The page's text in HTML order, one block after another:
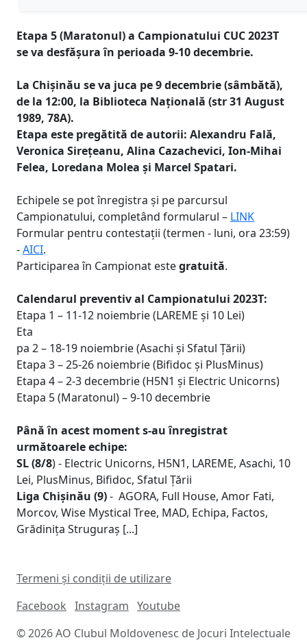
Etapa 5 (Maratonul) a Campionatului CUC 2023T
se va desfășura în perioada 9-10 decembrie.
La Chișinău se va juca pe 9 decembrie (sâmbătă),
de la 12:00, la Biblioteca Națională (str 31 August
1989, 78A).
Etapa este pregătită de autorii: Alexandru Fală,
Veronica Sirețeanu, Alina Cazachevici, Ion-Mihai
Felea, Loredana Molea și Marcel Spatari.
Echipele se pot înregistra și pe parcursul
Campionatului, completând formularul – LINK
Formular pentru contestații (termen - luni, ora 23:59)
-AICI.
Participarea în Campionat estegratuită.
Calendarul preventiv al Campionatului 2023T:
Etapa 1 – 11-12 noiembrie (LAREME și 10 Lei)
Eta
pa 2 – 18-19 noiembrie (Asachi și Sfatul Țării)
Etapa 3 – 25-26 noiembrie (Bifidoc și PlusMinus)
Etapa 4 – 2-3 decembrie (H5N1 și Electric Unicorns)
Etapa 5 (Maratonul) – 9-10 decembrie
Până în acest moment s-au înregistrat
următoarele echipe:
SL (8/8) - Electric Unicorns, H5N1, LAREME, Asachi, 10
Lei, PlusMinus, Bifidoc, Sfatul Țării
Liga Chișinău (9)- AGORA, Full House, Amor Fati,
Morcov, Wise Mystical Tree, MAD, Echipa, Factos,
Grădinița Struguraș [...]
Termeni și condiții de utilizare
Facebook Instagram Youtube
© 2026 AO Clubul Moldovenesc de Jocuri Intelectuale